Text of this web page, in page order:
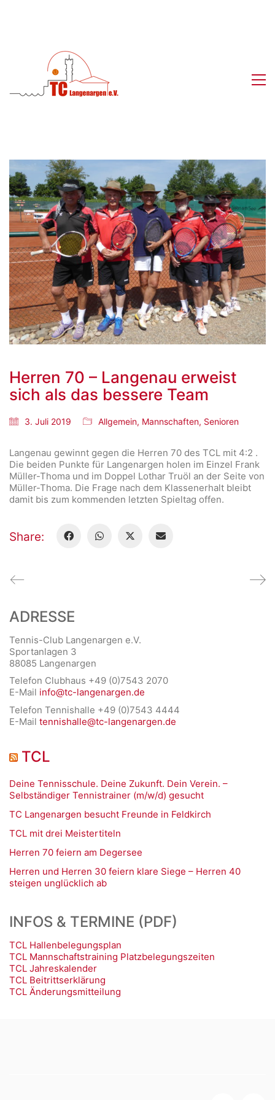
Herren 70 – Langenau erweist
sich als das bessere Team
3. Juli 2019 Allgemein, Mannschaften, Senioren
Langenau gewinnt gegen die Herren 70 des TCL mit 4:2 .
Die beiden Punkte für Langenargen holen im Einzel Frank
Müller-Thoma und im Doppel Lothar Truöl an der Seite von
Müller-Thoma. Die Frage nach dem Klassenerhalt bleibt
damit bis zum kommenden letzten Spieltag offen.
Share:
ADRESSE
Tennis-Club Langenargen e.V.
Sportanlagen 3
88085 Langenargen
Telefon Clubhaus +49 (0)7543 2070
E-Mail info@tc-langenargen.de
Telefon Tennishalle +49 (0)7543 4444
E-Mail tennishalle@tc-langenargen.de
TCL
Deine Tennisschule. Deine Zukunft. Dein Verein. –
Selbständiger Tennistrainer (m/w/d) gesucht
TC Langenargen besucht Freunde in Feldkirch
TCL mit drei Meistertiteln
Herren 70 feiern am Degersee
Herren und Herren 30 feiern klare Siege – Herren 40
steigen unglücklich ab
INFOS & TERMINE (PDF)
TCL Hallenbelegungsplan
TCL Mannschaftstraining Platzbelegungszeiten
TCL Jahreskalender
TCL Beitrittserklärung
TCL Änderungsmitteilung